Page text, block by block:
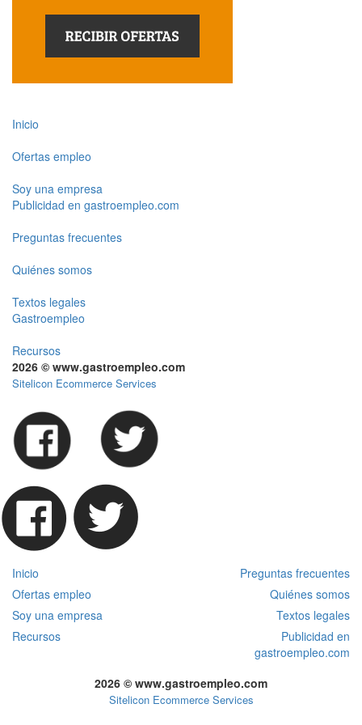
Inicio
Ofertas empleo
Soy una empresa
Publicidad en gastroempleo.com
Preguntas frecuentes
Quiénes somos
Textos legales
Gastroempleo
Recursos
2026 © www.gastroempleo.com
Sitelicon Ecommerce Services
Inicio
Preguntas frecuentes
Ofertas empleo
Quiénes somos
Soy una empresa
Textos legales
Recursos
Publicidad en
gastroempleo.com
2026 © www.gastroempleo.com
Sitelicon Ecommerce Services